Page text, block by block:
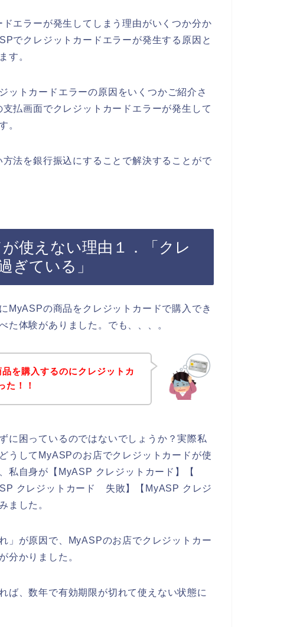
エラーが発生してしまう理由がいくつか分か
でクレジットカードエラーが発生する原因と
す。
ットカードエラーの原因をいくつかご紹介さ
払画面でクレジットカードエラーが発生して
。
法を銀行振込にすることで解決することがで
使えない理由１．「クレ
ぎている」
MyASPの商品をクレジットカードで購入でき
た体験がありました。でも、、、。
を購入するのにクレジットカ
た！！
に困っているのではないでしょうか？実際私
うしてMyASPのお店でクレジットカードが使
私自身が【MyASP クレジットカード】【
クレジットカード 失敗】【MyASP クレジ
ました。
」が原因で、MyASPのお店でクレジットカー
分かりました。
ば、数年で有効期限が切れて使えない状態に